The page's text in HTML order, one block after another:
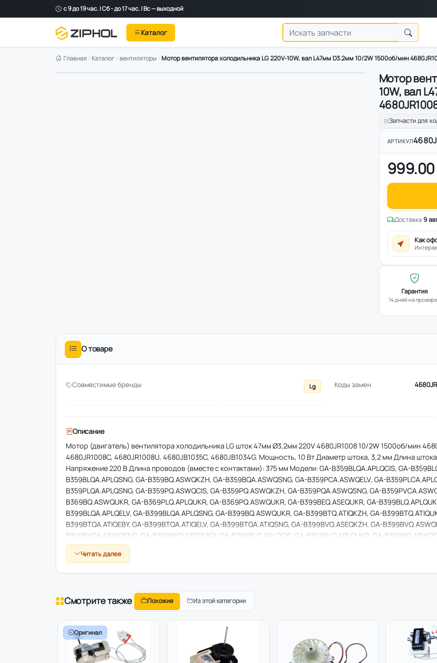
с 9 до 19 час. | Сб - до 17 час. | Вс — выходной
Каталог
Главная Каталог вентиляторы Мотор вентилятора холодильника LG 220V-10W, вал L47мм D3.2мм 10/2W 1500об/мин
Мотор
10W, вал
Запчасти для
АРТИКУЛ
Доставка9
Как
Гарантия
14 дней на
О товаре
Совместимые бренды Lg Коды замен
Описание
Мотор (двигатель) вентилятора холодильника LG шток 47мм Ø3,2мм 220V 4680JR1008 10/2W 1500об/мин
4680JR1008C, 4680JR1008U, 4680JB1035C, 4680JB1034G. Мощность, 10 Вт Диаметр штока, 3,2 мм Длина
Напряжение 220 В Длина проводов (вместе с контактами): 375 мм Модели: GA-B359BLQA.APLQCIS, GA-
B359BLQA.APLQSNG, GA-B359BQ.ASWQKZH, GA-B359BQA.ASWQSNG, GA-B359PCA.ASWQELV, GA-
B359PLQA.APLQSNG, GA-B359PQ.ASWQCIS, GA-B359PQ.ASWQKZH, GA-B359PQA.ASWQSNG, GA-
B369BQ.ASWQUKR, GA-B369PLQ.APLQUKR, GA-B369PQ.ASWQUKR, GA-B399BEQ.ASEQUKR, GA-
B399BLQA.APLQELV, GA-B399BLQA.APLQSNG, GA-B399BQ.ASWQUKR, GA-B399BTQ.ATIQKZH, GA-
B399BTQA.ATIQEBY, GA-B399BTQA.ATIQELV, GA-B399BTQA.ATIQSNG, GA-B399BVQ.ASEQKZH, GA-
B399BVQA.ASWQSNG, GA-B399PEQ.ASEQUKR, GA-B399PLQ.APLQCIS, GA-B399PLQ.APLQUKR, GA-
B399PQ.ASWQUKR, GA-B399PVQ.ASWQCIS, GA-B
Читать далее
Смотрите также Похожие Из этой категории
Оригинал